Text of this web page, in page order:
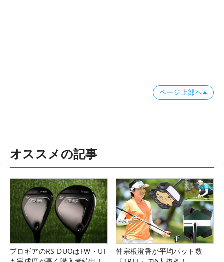
ページ上部へ
オススメの記事
プロギアのRS DUOはFW・UT
仲宗根澄香が平均パット数